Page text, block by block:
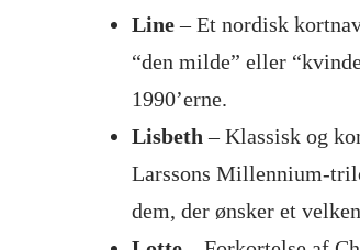
Line– Et nordisk
“den milde” eller
1990’erne.
Lisbeth – Klassisk og
Larssons Millennium-
dem, der ønsker et